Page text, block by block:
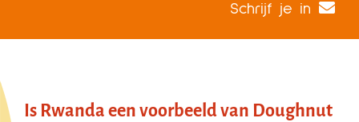
Schrijf je in
Is Rwanda een voorbeeld van Doughnut